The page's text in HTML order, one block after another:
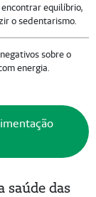
equilíbrio,
o sedentarismo.
sobre o
energia.
saúde das